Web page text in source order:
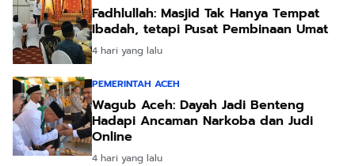
Fadhlullah: Masjid Tak Hanya Tempat
Ibadah, tetapi Pusat Pembinaan Umat
4 hari yang lalu
PEMERINTAH ACEH
Wagub Aceh: Dayah Jadi Benteng
Hadapi Ancaman Narkoba dan Judi
Online
4 hari yang lalu